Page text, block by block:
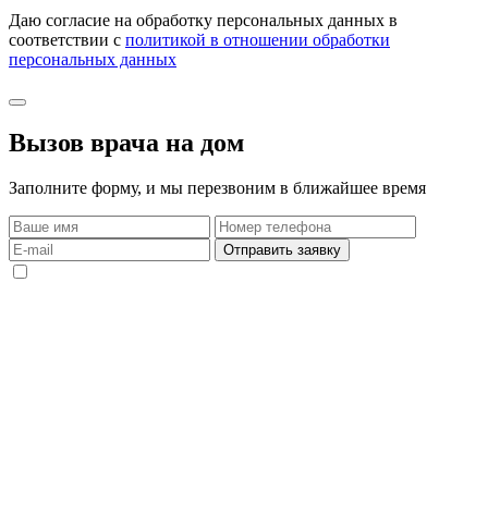
Даю согласие на обработку персональных данных в
соответствии с политикой в отношении обработки
персональных данных
Вызов врача на дом
Заполните форму, и мы перезвоним в ближайшее время